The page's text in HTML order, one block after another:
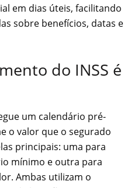
em dias úteis, facilitando
sobre benefícios, datas e
do INSS é
um calendário pré-
o valor que o segurado
principais: uma para
mínimo e outra para
Ambas utilizam o